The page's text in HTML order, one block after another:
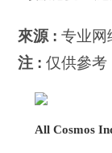
來源 : 专业网
注 : 仅供參考
All Cosmos